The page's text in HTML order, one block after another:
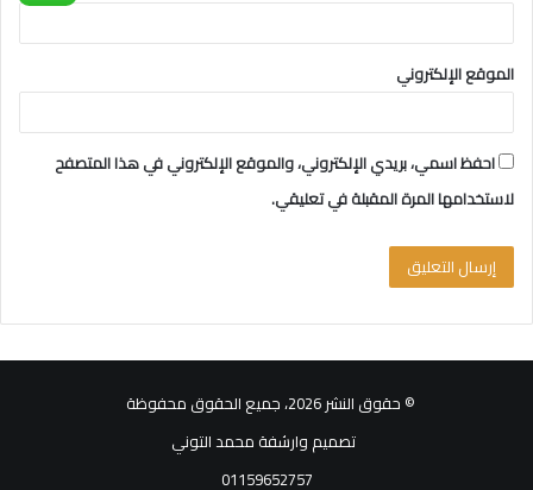
الموقع الإلكتروني
احفظ اسمي، بريدي الإلكتروني، والموقع الإلكتروني في هذا المتصفح
لاستخدامها المرة المقبلة في تعليقي.
© حقوق النشر 2026، جميع الحقوق محفوظة
تصميم وارشفة محمد التوني
01159652757